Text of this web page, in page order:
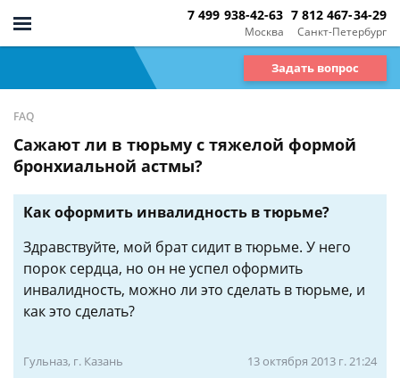
Москва
7 499 938-42-63
Санкт-Петербург
7 812 467-34-29
Задать вопрос
FAQ
Сажают ли в тюрьму с тяжелой формой
бронхиальной астмы?
Как оформить инвалидность в тюрьме?
Здравствуйте, мой брат сидит в тюрьме. У него
порок сердца, но он не успел оформить
инвалидность, можно ли это сделать в тюрьме, и
как это сделать?
Гульназ, г. Казань 13 октября 2013 г. 21:24